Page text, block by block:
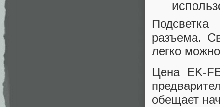
Подсветка
разъема.
легко
Цена EK-
обещает